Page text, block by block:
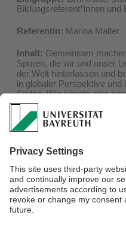
Bildungsreferent*innen und
Referentin: Marina Malter
Inhalt: Gemeinsam
Spuren, die wir und unser
der Welt hinterlassen und
in globaler Perspektive und
Süden. Wie könnte eine
aussehen, die allen
der Perspektivenwechsel
zgl@uni-bayreuth.de
first served" verfahren. Die
Zoom statt.
>>>weitere Informationen